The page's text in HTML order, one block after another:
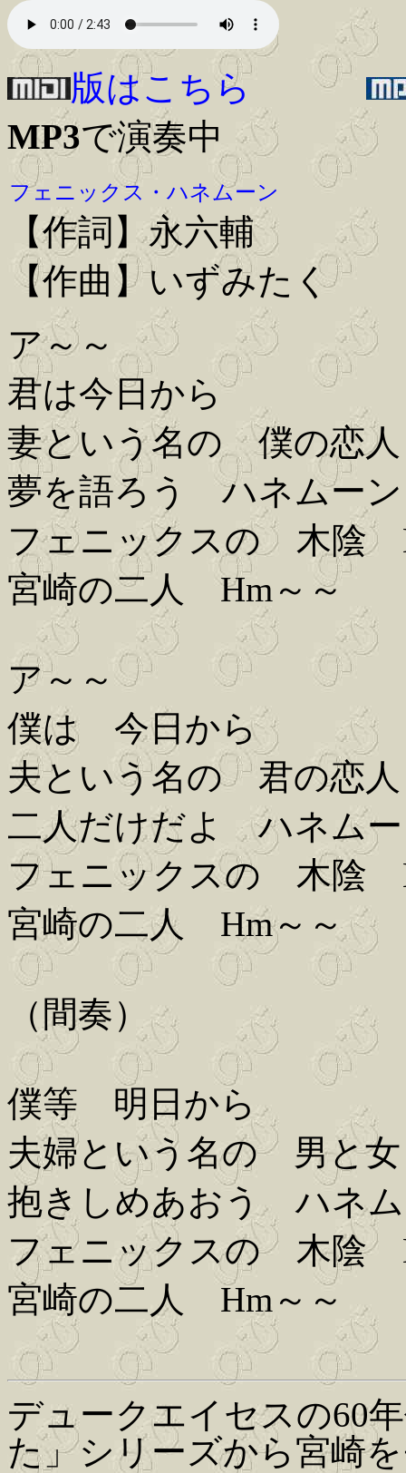
版はこちら
MP3で演奏中
フェニックス・ハネムーン
【作詞】永六輔
【作曲】いずみたく
ア～～
君は今日から
妻という名の 僕の恋人
夢を語ろう ハネムーン
フェニックスの 木陰
宮崎の二人 Hm～～
ア～～
僕は 今日から
夫という名の 君の恋人
二人だけだよ ハネム
フェニックスの 木陰
宮崎の二人 Hm～～
（間奏）
僕等 明日から
夫婦という名の 男と女
抱きしめあおう ハネ
フェニックスの 木陰
宮崎の二人 Hm～～
デュークエイセスの60
た」シリーズから宮崎